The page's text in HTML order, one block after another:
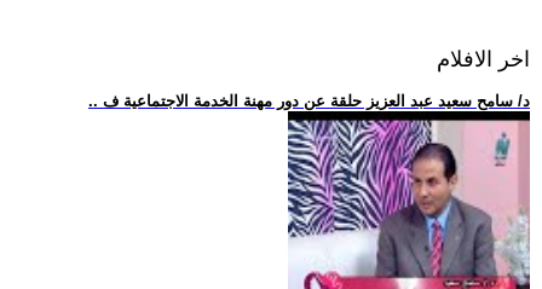
اخر الافلام
.. د/ سامح سعيد عبد العزيز حلقة عن دور مهنة الخدمة الاجتماعية ف